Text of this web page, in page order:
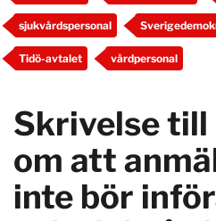
sjukvårdspersonal
Tidö-avtalet vårdpersonal
Skrivelse till
om att
inte bör